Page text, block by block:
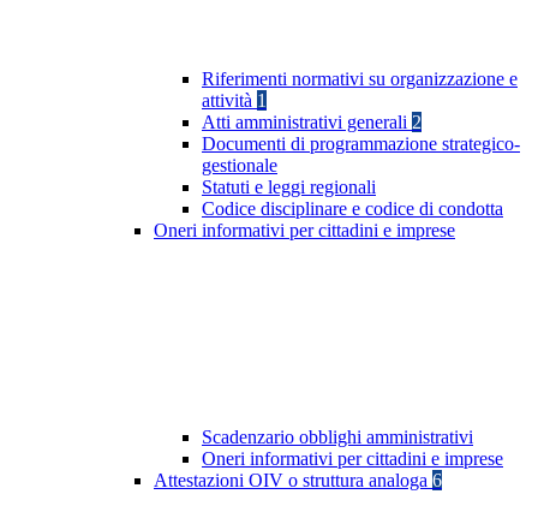
Riferimenti normativi su organizzazione e
attività 1
Atti amministrativi generali 2
Documenti di programmazione strategico-
gestionale
Statuti e leggi regionali
Codice disciplinare e codice di condotta
Oneri informativi per cittadini e imprese
Scadenzario obblighi amministrativi
Oneri informativi per cittadini e imprese
Attestazioni OIV o struttura analoga 6